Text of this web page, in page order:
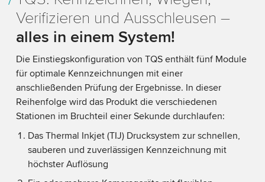
Verifizieren und Ausschleusen –
alles in einem System!
Die Einstiegskonfiguration von TQS enthält fünf Module
für optimale Kennzeichnungen mit einer
anschließenden Prüfung der Ergebnisse. In dieser
Reihenfolge wird das Produkt die verschiedenen
Stationen im Bruchteil einer Sekunde durchlaufen:
Das Thermal Inkjet (TIJ) Drucksystem zur schnellen,
sauberen und zuverlässigen Kennzeichnung mit
höchster Auflösung